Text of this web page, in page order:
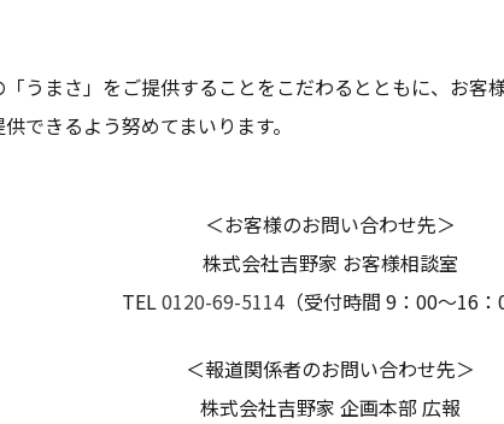
うまさ」をご提供することをこだわるとともに、お客
できるよう努めてまいります。
＜お客様のお問い合わせ先＞
株式会社吉野家 お客様相談室
TEL0120-69-5114（受付時間 9：00～16：
＜報道関係者のお問い合わせ先＞
株式会社吉野家 企画本部 広報